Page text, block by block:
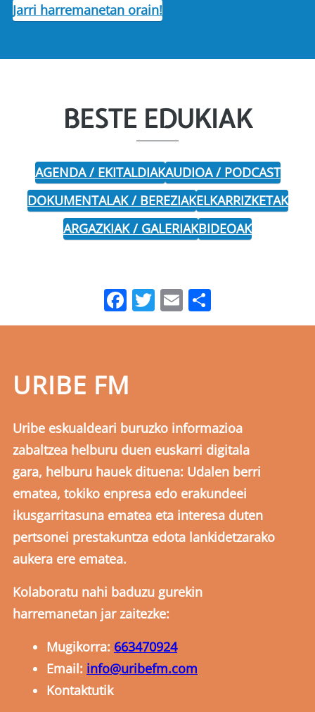
Jarri harremanetan orain!
BESTE EDUKIAK
AGENDA / EKITALDIAKAUDIOA / PODCAST
DOKUMENTALAK / BEREZIAKELKARRIZKETAK
ARGAZKIAK / GALERIAKBIDEOAK
Facebook
Twitter
Email
URIBE FM
Uribe eskualdeari buruzko informazioa
zabaltzea helburu duen euskarri digitala
gara, helburu hauek dituena: Udalen berri
ematea, tokiko enpresa edo erakundeei
ikusgarritasuna ematea eta interesa duten
pertsonei prestakuntza edota lankidetzarako
aukera ere ematea.
Kolaboratu nahi baduzu gurekin
harremanetan jar zaitezke:
Mugikorra: 663470924
Email: info@uribefm.com
Kontaktutik